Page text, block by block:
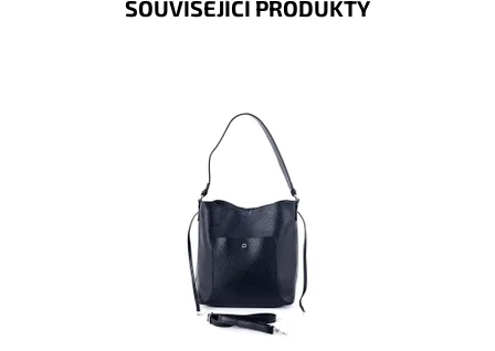
SOUVISEJÍCÍ PRODUKTY
Středně velká černá kabelka na rameno David Jones,
uvnitř které je vložena malá látková etue.
Skladem
16553
David Jones Paris
2 roky